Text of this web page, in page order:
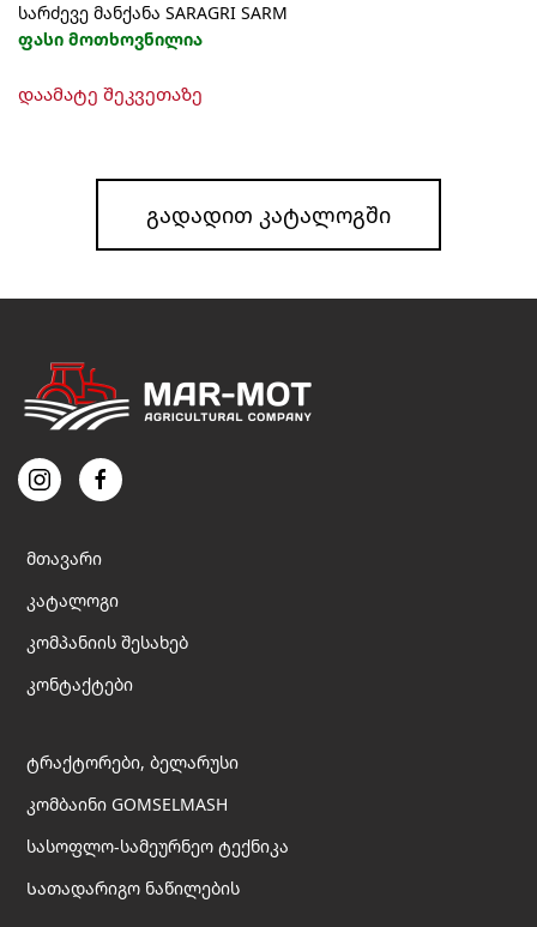
სარძევე მანქანა SARAGRI SARM
ფასი მოთხოვნილია
დაამატე შეკვეთაზე
variants.
options
may
chosen
product
page
ᲒᲐᲓᲐᲓᲘᲗ ᲙᲐᲢᲐᲚᲝᲒᲨᲘ
მთავარი
კატალოგი
კომპანიის შესახებ
კონტაქტები
ტრაქტორები, ბელარუსი
კომბაინი GOMSELMASH
სასოფლო-სამეურნეო ტექნიკა
Სათადარიგო ნაწილების